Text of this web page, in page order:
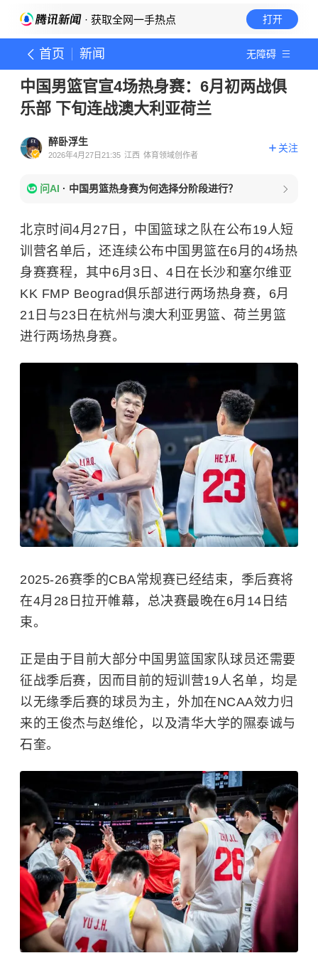
· 获取全网一手热点 打开
首页 新闻 无障碍
中国男篮官宣4场热身赛：6月初两战俱
乐部 下旬连战澳大利亚荷兰
醉卧浮生
2026年4月27日21:35 江西 体育领域创作者
关注
问AI · 中国男篮热身赛为何选择分阶段进行？
北京时间4月27日，中国篮球之队在公布19人短
训营名单后，还连续公布中国男篮在6月的4场热
身赛赛程，其中6月3日、4日在长沙和塞尔维亚
KK FMP Beograd俱乐部进行两场热身赛，6月
21日与23日在杭州与澳大利亚男篮、荷兰男篮
进行两场热身赛。
2025-26赛季的CBA常规赛已经结束，季后赛将
在4月28日拉开帷幕，总决赛最晚在6月14日结
束。
正是由于目前大部分中国男篮国家队球员还需要
征战季后赛，因而目前的短训营19人名单，均是
以无缘季后赛的球员为主，外加在NCAA效力归
来的王俊杰与赵维伦，以及清华大学的隰泰诚与
石奎。